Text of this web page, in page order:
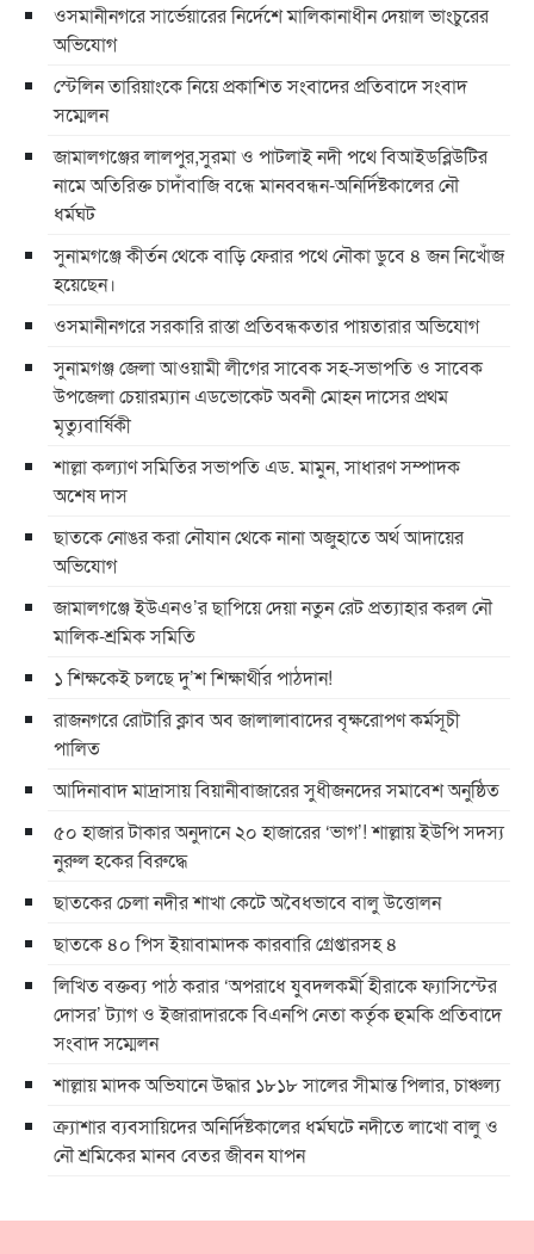
ওসমানীনগরে সার্ভেয়ারের নির্দেশে মালিকানাধীন দেয়াল ভাংচুরের
অভিযোগ
স্টেলিন তারিয়াংকে নিয়ে প্রকাশিত সংবাদের প্রতিবাদে সংবাদ
সম্মেলন
জামালগঞ্জের লালপুর,সুরমা ও পাটলাই নদী পথে বিআইডব্লিউটির
নামে অতিরিক্ত চাদাঁবাজি বন্ধে মানববন্ধন-অনির্দিষ্টকালের নৌ
ধর্মঘট
সুনামগঞ্জে কীর্তন থেকে বাড়ি ফেরার পথে নৌকা ডুবে ৪ জন নিখোঁজ
হয়েছেন।
ওসমানীনগরে সরকারি রাস্তা প্রতিবন্ধকতার পায়তারার অভিযোগ
সুনামগঞ্জ জেলা আওয়ামী লীগের সাবেক সহ-সভাপতি ও সাবেক
উপজেলা চেয়ারম্যান এডভোকেট অবনী মোহন দাসের প্রথম
মৃত্যুবার্ষিকী
শাল্লা কল্যাণ সমিতির সভাপতি এড. মামুন, সাধারণ সম্পাদক
অশেষ দাস
ছাতকে নোঙর করা নৌযান থেকে নানা অজুহাতে অর্থ আদায়ের
অভিযোগ
জামালগঞ্জে ইউএনও’র ছাপিয়ে দেয়া নতুন রেট প্রত্যাহার করল নৌ
মালিক-শ্রমিক সমিতি
১ শিক্ষকেই চলছে দু’শ শিক্ষার্থীর পাঠদান!
রাজনগরে রোটারি ক্লাব অব জালালাবাদের বৃক্ষরোপণ কর্মসূচী
পালিত
আদিনাবাদ মাদ্রাসায় বিয়ানীবাজারের সুধীজনদের সমাবেশ অনুষ্ঠিত
৫০ হাজার টাকার অনুদানে ২০ হাজারের ‘ভাগ’! শাল্লায় ইউপি সদস্য
নুরুল হকের বিরুদ্ধে
ছাতকের চেলা নদীর শাখা কেটে অবৈধভাবে বালু উত্তোলন
ছাতকে ৪০ পিস ইয়াবামাদক কারবারি গ্রেপ্তারসহ ৪
লিখিত বক্তব্য পাঠ করার ‘অপরাধে যুবদলকর্মী হীরাকে ফ্যাসিস্টের
দোসর’ ট্যাগ ও ইজারাদারকে বিএনপি নেতা কর্তৃক হুমকি প্রতিবাদে
সংবাদ সম্মেলন
শাল্লায় মাদক অভিযানে উদ্ধার ১৮১৮ সালের সীমান্ত পিলার, চাঞ্চল্য
ক্র্যাশার ব্যবসায়িদের অনির্দিষ্টকালের ধর্মঘটে নদীতে লাখো বালু ও
নৌ শ্রমিকের মানব বেতর জীবন যাপন